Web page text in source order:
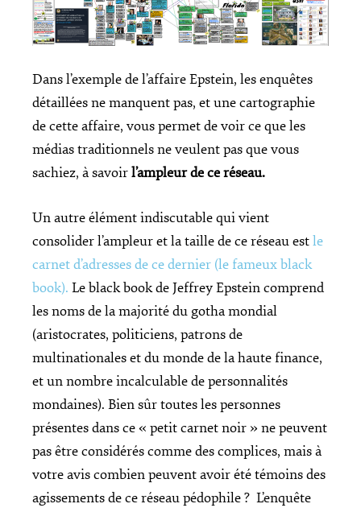
Dans l’exemple de l’affaire Epstein, les enquêtes
détaillées ne manquent pas, et une cartographie
de cette affaire, vous permet de voir ce que les
médias traditionnels ne veulent pas que vous
sachiez, à savoirl’ampleur de ce réseau.
Un autre élément indiscutable qui vient
consolider l’ampleur et la taille de ce réseau estle
carnet d’adresses de ce dernier (le fameux black
book). Le black book de Jeffrey Epstein comprend
les noms de la majorité du gotha mondial
(aristocrates, politiciens, patrons de
multinationales et du monde de la haute finance,
et un nombre incalculable de personnalités
mondaines). Bien sûr toutes les personnes
présentes dans ce « petit carnet noir » ne peuvent
pas être considérés comme des complices, mais à
votre avis combien peuvent avoir été témoins des
agissements de ce réseau pédophile ? L’enquête